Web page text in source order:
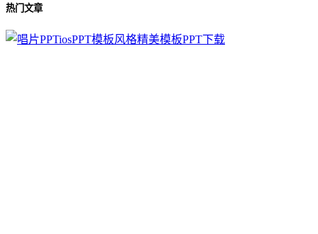
热门文章